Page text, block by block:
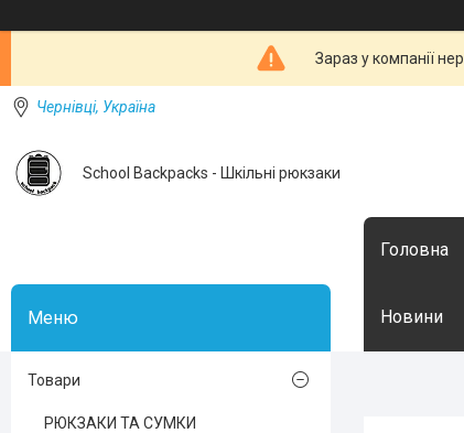
Зараз у компанії
Чернівці, Україна
School Backpacks - Шкільні рюкзаки
Головна
Новини
Товари
РЮКЗАКИ ТА СУМКИ